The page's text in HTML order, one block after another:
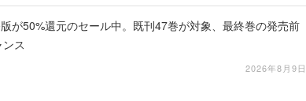
が50%還元のセール中。既刊47巻が対象、最終巻の発売前
ス
2026年8月9日